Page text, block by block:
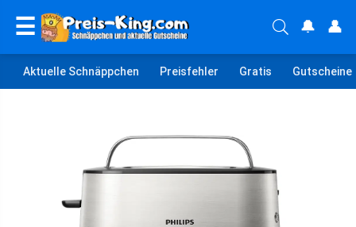
☰ 🔔 👤
Aktuelle Schnäppchen Preisfehler Gratis Gutscheine